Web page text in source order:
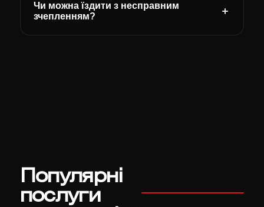
Чи можна їздити з несправним
зчепленням?
Популярні
послуги